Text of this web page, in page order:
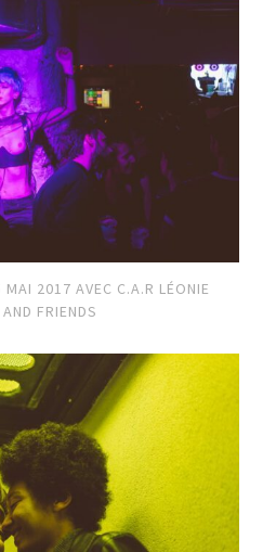
MAI 2017 AVEC C.A.R LÉONIE
FRIENDS